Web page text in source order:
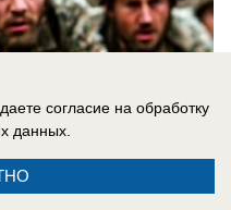
согласие на обработку
данных.